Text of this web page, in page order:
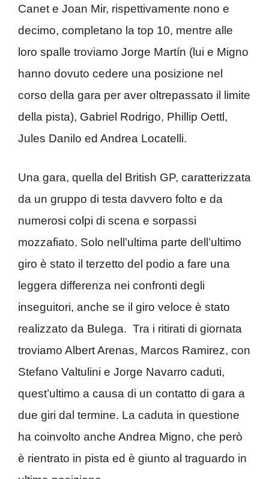
Canet e Joan Mir, rispettivamente nono e
decimo, completano la top 10, mentre alle
loro spalle troviamo Jorge Martín (lui e Migno
hanno dovuto cedere una posizione nel
corso della gara per aver oltrepassato il limite
della pista), Gabriel Rodrigo, Phillip Oettl,
Jules Danilo ed Andrea Locatelli.
Una gara, quella del British GP, caratterizzata
da un gruppo di testa davvero folto e da
numerosi colpi di scena e sorpassi
mozzafiato. Solo nell’ultima parte dell’ultimo
giro è stato il terzetto del podio a fare una
leggera differenza nei confronti degli
inseguitori, anche se il giro veloce è stato
realizzato da Bulega. Tra i ritirati di giornata
troviamo Albert Arenas, Marcos Ramirez, con
Stefano Valtulini e Jorge Navarro caduti,
quest’ultimo a causa di un contatto di gara a
due giri dal termine. La caduta in questione
ha coinvolto anche Andrea Migno, che però
è rientrato in pista ed è giunto al traguardo in